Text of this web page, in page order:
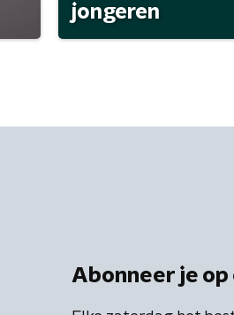
jongeren
Abonneer je